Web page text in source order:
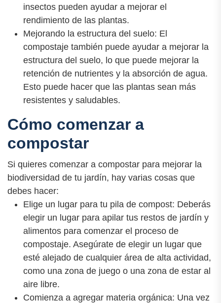
insectos pueden ayudar a mejorar el
rendimiento de las plantas.
Mejorando la estructura del suelo: El
compostaje también puede ayudar a mejorar la
estructura del suelo, lo que puede mejorar la
retención de nutrientes y la absorción de agua.
Esto puede hacer que las plantas sean más
resistentes y saludables.
Cómo comenzar a
compostar
Si quieres comenzar a compostar para mejorar la
biodiversidad de tu jardín, hay varias cosas que
debes hacer:
Elige un lugar para tu pila de compost: Deberás
elegir un lugar para apilar tus restos de jardín y
alimentos para comenzar el proceso de
compostaje. Asegúrate de elegir un lugar que
esté alejado de cualquier área de alta actividad,
como una zona de juego o una zona de estar al
aire libre.
Comienza a agregar materia orgánica: Una vez